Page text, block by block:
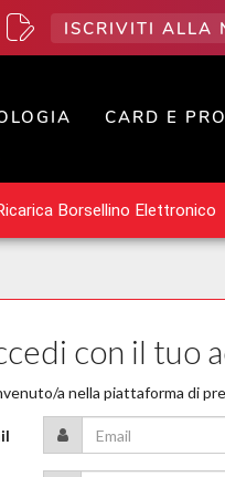
ISCRIVITI ALLA
CARD E